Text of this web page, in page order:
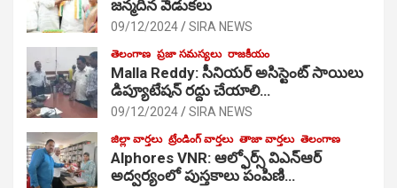
జ‌న్మ‌దిన వేడుక‌లు
09/12/2024 SIRA NEWS
తెలంగాణ ప్రజా సమస్యలు రాజకీయం
Malla Reddy: సీనియర్ అసిస్టెంట్ సాయిలు
డిప్యూటేషన్ రద్దు చేయాలి…
09/12/2024 SIRA NEWS
జిల్లా వార్తలు ట్రేండింగ్ వార్తలు తాజా వార్తలు తెలంగాణ
Alphores VNR: ఆల్ఫోర్స్ విఎన్ఆర్
అద్వర్యంలో పుస్తకాలు పంపిణి…